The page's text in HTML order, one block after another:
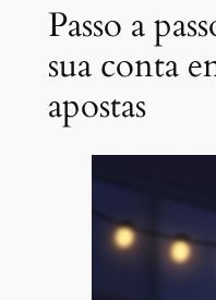
Passo a
sua conta
apostas